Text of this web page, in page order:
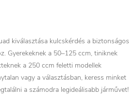
kiválasztása kulcskérdés a biztonságos
Gyerekeknek a 50–125 ccm, tiniknek
a 250 ccm feletti modellek
vagy a választásban, keress minket
a számodra legideálisabb járművet!